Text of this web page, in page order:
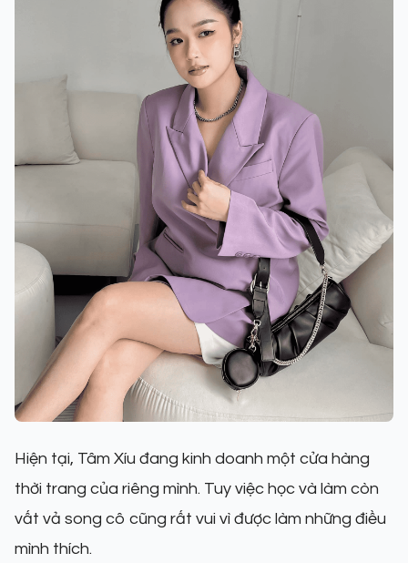
Hiện tại, Tâm Xíu đang kinh doanh một cửa hàng
thời trang của riêng mình. Tuy việc học và làm còn
vất vả song cô cũng rất vui vì được làm những điều
mình thích.